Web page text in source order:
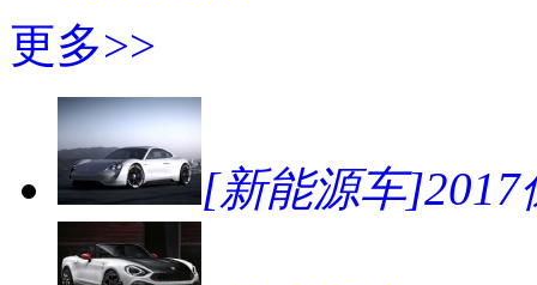
更多>>
[新能源车]2017